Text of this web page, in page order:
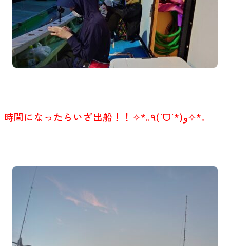
時間になったらいざ出船！！✧*｡٩(ˊᗜˋ*)و✧*｡